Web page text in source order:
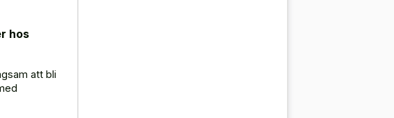
hos
att bli